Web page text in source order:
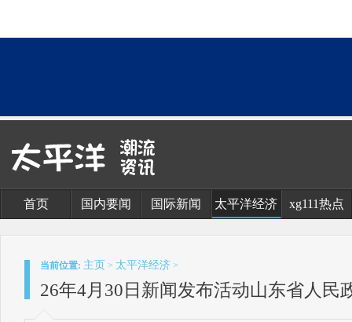
首页 国内要闻 国际新闻 太平洋经济 xg111热点
当前位置: 主页 > 太平洋经济 >
26年4月30日新闻发布活动山东省人民